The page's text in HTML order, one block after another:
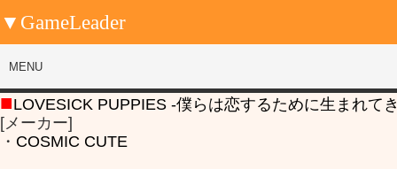
▼GameLeader
MENU
■LOVESICK PUPPIES -僕らは恋するために生まれて
[メーカー]
・ COSMIC CUTE